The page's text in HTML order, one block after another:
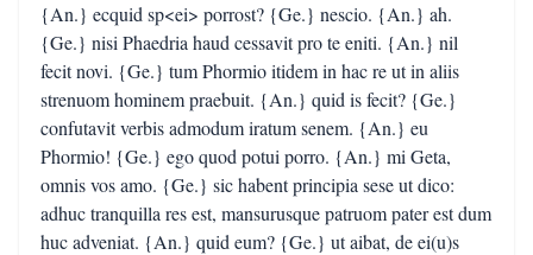
{An.} ecquid sp<ei> porrost? {Ge.} nescio. {An.} ah.
{Ge.} nisi Phaedria haud cessavit pro te eniti. {An.} nil
fecit novi. {Ge.} tum Phormio itidem in hac re ut in aliis
strenuom hominem praebuit. {An.} quid is fecit? {Ge.}
confutavit verbis admodum iratum senem. {An.} eu
Phormio! {Ge.} ego quod potui porro. {An.} mi Geta,
omnis vos amo. {Ge.} sic habent principia sese ut dico:
adhuc tranquilla res est, mansurusque patruom pater est dum
huc adveniat. {An.} quid eum? {Ge.} ut aibat, de ei(u)s